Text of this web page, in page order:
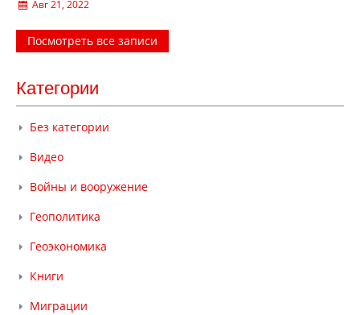
Авг 21, 2022
Посмотреть все записи
Категории
Без категории
Видео
Войны и вооружение
Геополитика
Геоэкономика
Книги
Миграции